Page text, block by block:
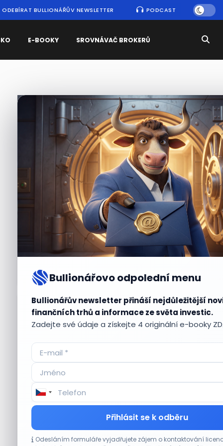
ODEBÍRAT BULLIONÁŘŮV NEWSLETTER PODCAST
E-BOOKY SROVNÁVAČ BROKERŮ
Bullionářovo odpolední menu
Bullionářův newsletter přináší nejdůležitější
finančních trhů a informace ze světa investic.
Zadejte své údaje a získejte 4 originální e-booky
Přihlásit se k odběru
Odesláním formuláře vyjadřujete zájem o kontaktování
Nejčtenějšízprávy
Aktuálnípříležitosti
Technologický obrat přidal indexu Nasdaq